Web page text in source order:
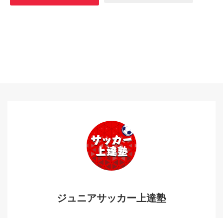
ジュニアサッカー上達塾